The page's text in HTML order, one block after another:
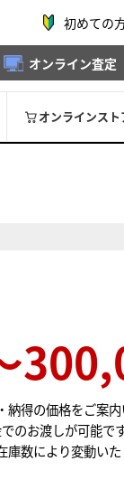
初めての
オンライン査定
オンラインスト
得の価格をご案内
のお渡しが可能です
数により変動いた